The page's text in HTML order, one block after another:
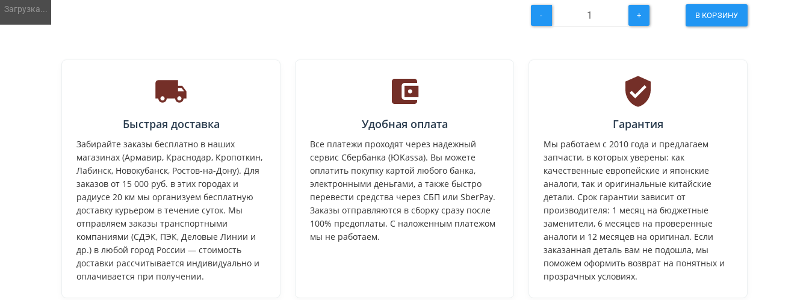
Загрузка...
- + В КОРЗИНУ
Быстрая доставка
Забирайте заказы бесплатно в наших
магазинах (Армавир, Краснодар, Кропоткин,
Лабинск, Новокубанск, Ростов-на-Дону). Для
заказов от 15 000 руб. в этих городах и
радиусе 20 км мы организуем бесплатную
доставку курьером в течение суток. Мы
отправляем заказы транспортными
компаниями (СДЭК, ПЭК, Деловые Линии и
др.) в любой город России — стоимость
доставки рассчитывается индивидуально и
оплачивается при получении.
Удобная оплата
Все платежи проходят через надежный
сервис Сбербанка (ЮKassa). Вы можете
оплатить покупку картой любого банка,
электронными деньгами, а также быстро
перевести средства через СБП или SberPay.
Заказы отправляются в сборку сразу после
100% предоплаты. С наложенным платежом
мы не работаем.
Гарантия
Мы работаем с 2010 года и предлагаем
запчасти, в которых уверены: как
качественные европейские и японские
аналоги, так и оригинальные китайские
детали. Срок гарантии зависит от
производителя: 1 месяц на бюджетные
заменители, 6 месяцев на проверенные
аналоги и 12 месяцев на оригинал. Если
заказанная деталь вам не подошла, мы
поможем оформить возврат на понятных и
прозрачных условиях.